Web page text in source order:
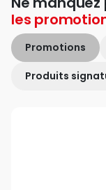
les
Promotions
Produits